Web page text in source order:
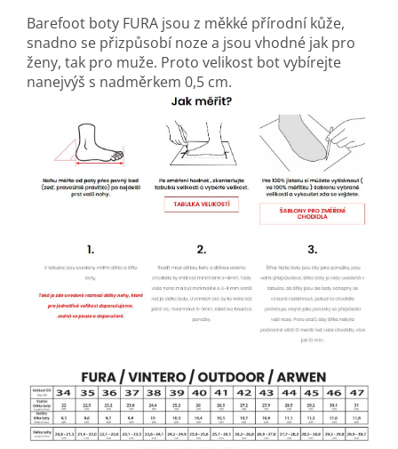
Barefoot boty FURA jsou z měkké přírodní kůže,
snadno se přizpůsobí noze a jsou vhodné jak pro
ženy, tak pro muže. Proto velikost bot vybírejte
nanejvýš s nadměrkem 0,5 cm.